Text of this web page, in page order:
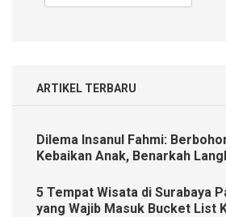
untuk:
ARTIKEL TERBARU
Dilema Insanul Fahmi:
Kebaikan Anak, Benarkah
5 Tempat Wisata di Surabaya
yang Wajib Masuk Bucket List